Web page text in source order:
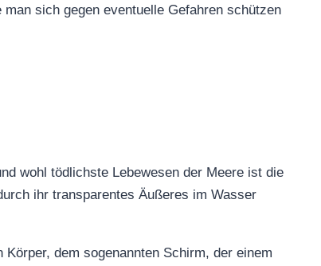
sich gegen eventuelle Gefahren schützen
wohl tödlichste Lebewesen der Meere ist die
ihr transparentes Äußeres im Wasser
dem sogenannten Schirm, der einem